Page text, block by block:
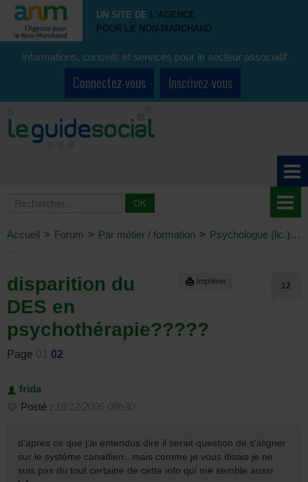
UN SITE DE L'AGENCE
POUR LE NON-MARCHAND
Informations, conseils et services pour le secteur associatif
Connectez-vous Inscrivez-vous
Accueil > Forum > Par métier / formation > Psychologue (lic.) >
12
Imprimer
disparition du
DES en
psychothérapie?????
Page 01 02
frida
Posté : 18/12/2006 08h30
d'aprés ce que j'ai entendus dire il serait question de s'aligner
sur le systéme canadien...mais comme je vous disais je ne
suis pas du tout certaine de cette info qui me semble aussi